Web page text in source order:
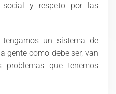
social y respeto por las
un sistema de
gente como debe ser, van
que tenemos